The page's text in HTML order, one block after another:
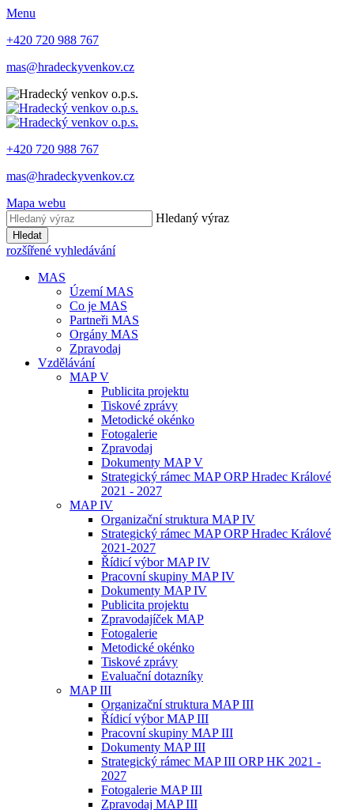
Menu
+420 720 988 767
mas@hradeckyvenkov.cz
+420 720 988 767
mas@hradeckyvenkov.cz
Mapa webu
Hledaný výraz
Hledat
rozšířené vyhledávání
MAS
Území MAS
Co je MAS
Partneři MAS
Orgány MAS
Zpravodaj
Vzdělávání
MAP V
Publicita projektu
Tiskové zprávy
Metodické okénko
Fotogalerie
Zpravodaj
Dokumenty MAP V
Strategický rámec MAP ORP Hradec Králové
2021 - 2027
MAP IV
Organizační struktura MAP IV
Strategický rámec MAP ORP Hradec Králové
2021-2027
Řídicí výbor MAP IV
Pracovní skupiny MAP IV
Dokumenty MAP IV
Publicita projektu
Zpravodajíček MAP
Fotogalerie
Metodické okénko
Tiskové zprávy
Evaluační dotazníky
MAP III
Organizační struktura MAP III
Řídicí výbor MAP III
Pracovní skupiny MAP III
Dokumenty MAP III
Strategický rámec MAP III ORP HK 2021 -
2027
Fotogalerie MAP III
Zpravodaj MAP III